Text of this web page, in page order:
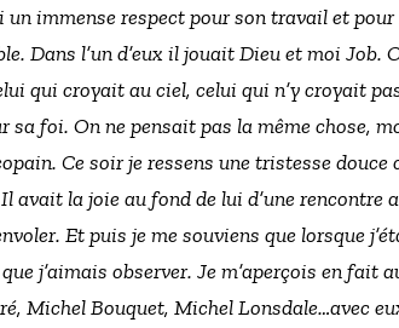
un immense respect pour son travail et pour
Dans l’un d’eux il jouait Dieu et moi Job.
qui croyait au ciel, celui qui n’y croyait
foi. On ne pensait pas la même chose,
Ce soir je ressens une tristesse douce
la joie au fond de lui d’une rencontre
Et puis je me souviens que lorsque
j’aimais observer. Je m’aperçois en fait
Michel Bouquet, Michel Lonsdale…avec